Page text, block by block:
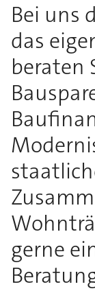
Bei uns
das
beraten
gerne